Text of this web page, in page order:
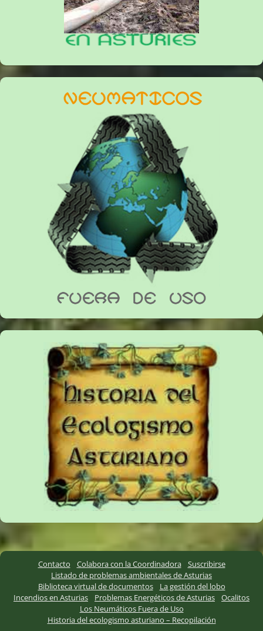
Contacto Colabora con la Coordinadora
Suscribirse
Listado de problemas ambientales de Asturias
Biblioteca virtual de documentos
La gestión del lobo
Incendios en Asturias
Problemas Energéticos de Asturias
Ocalitos
Los Neumáticos Fuera de Uso
Historia del ecologismo asturiano – Recopilación